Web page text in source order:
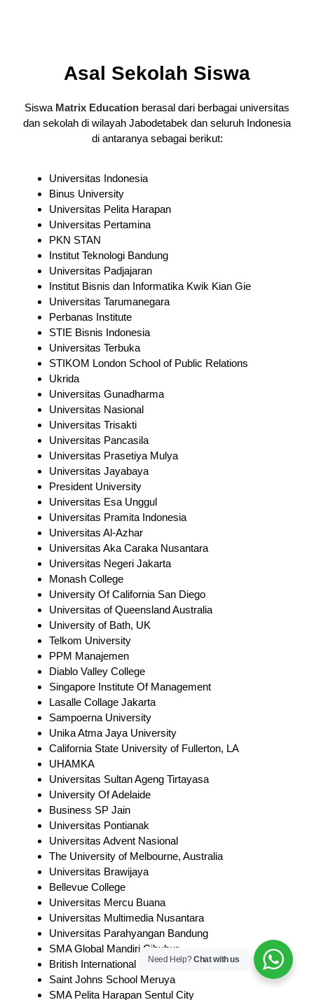
Asal Sekolah Siswa
Siswa Matrix Education berasal dari berbagai universitas
dan sekolah di wilayah Jabodetabek dan seluruh Indonesia
di antaranya sebagai berikut:
Universitas Indonesia
Binus University
Universitas Pelita Harapan
Universitas Pertamina
PKN STAN
Institut Teknologi Bandung
Universitas Padjajaran
Institut Bisnis dan Informatika Kwik Kian Gie
Universitas Tarumanegara
Perbanas Institute
STIE Bisnis Indonesia
Universitas Terbuka
STIKOM London School of Public Relations
Ukrida
Universitas Gunadharma
Universitas Nasional
Universitas Trisakti
Universitas Pancasila
Universitas Prasetiya Mulya
Universitas Jayabaya
President University
Universitas Esa Unggul
Universitas Pramita Indonesia
Universitas Al-Azhar
Universitas Aka Caraka Nusantara
Universitas Negeri Jakarta
Monash College
University Of California San Diego
Universitas of Queensland Australia
University of Bath, UK
Telkom University
PPM Manajemen
Diablo Valley College
Singapore Institute Of Management
Lasalle Collage Jakarta
Sampoerna University
Unika Atma Jaya University
California State University of Fullerton, LA
UHAMKA
Universitas Sultan Ageng Tirtayasa
University Of Adelaide
Business SP Jain
Universitas Pontianak
Universitas Advent Nasional
The University of Melbourne, Australia
Universitas Brawijaya
Bellevue College
Universitas Mercu Buana
Universitas Multimedia Nusantara
Universitas Parahyangan Bandung
SMA Global Mandiri Cibubur
British International School
Saint Johns School Meruya
SMA Pelita Harapan Sentul City
Need Help?Chat with us